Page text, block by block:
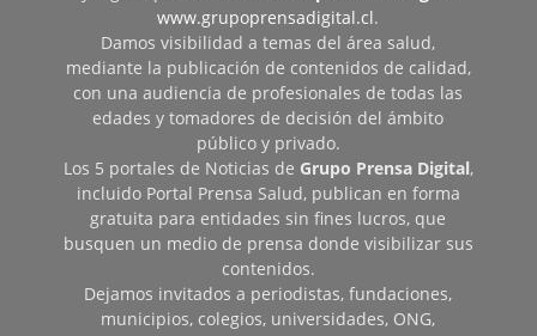
www.grupoprensadigital.cl.
Damos visibilidad a temas del área salud,
mediante la publicación de contenidos de calidad,
con una audiencia de profesionales de todas las
edades y tomadores de decisión del ámbito
público y privado.
Los 5 portales de Noticias de Grupo Prensa Digital,
incluido Portal Prensa Salud, publican en forma
gratuita para entidades sin fines lucros, que
busquen un medio de prensa donde visibilizar sus
contenidos.
Dejamos invitados a periodistas, fundaciones,
municipios, colegios, universidades, ONG,